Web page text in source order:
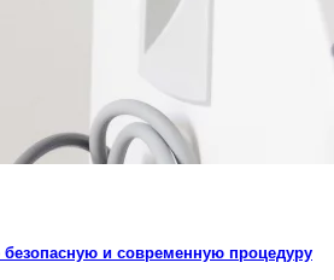
безопасную и современную процедуру